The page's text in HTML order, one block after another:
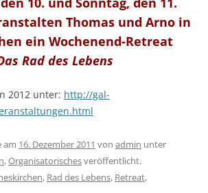
Thomas und Arno in
ein Wochenend-Retreat
Rad des Lebens
2012 unter: http://gal-
am 16. Dezember 2011 von admin unter
,Organisatorischesveröffentlicht.
, Rad des Lebens, Retreat,